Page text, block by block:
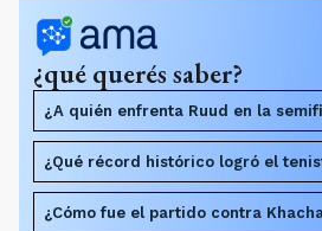
¿qué querés saber?
¿A quién enfrenta Ruud en la
¿Qué récord histórico logró el
¿Cómo fue el partido contra